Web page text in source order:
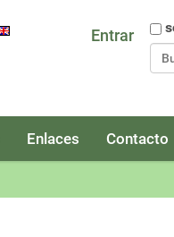
Entrar
Enlaces Contacto